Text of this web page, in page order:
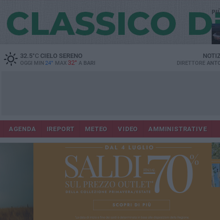
32.5°CCIELO SERENO
OGGI MIN 24° MAX 32° A BARI DIRETTORE
AGENDA IREPORT METEO VIDEO AMMINISTRATIVE